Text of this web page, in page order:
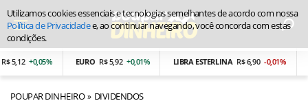
+0,05% EURO R$ 5,92 +0,01% LIBRA ESTERLINA R$ 6,90 -0,01%
POUPAR DINHEIRO DIVIDENDOS
Utilizamos cookies essenciais e tecnologias semelhantes de acordo com nossa
Política de Privacidadee, ao continuar navegando, você concorda com estas
condições.